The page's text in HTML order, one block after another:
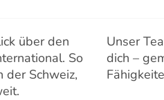
über den
So
Schweiz,
Unser
dich –